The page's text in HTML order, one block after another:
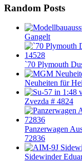
Random Posts
Gangelt
`70 Plymouth
Neuheiten für
Zvezda # 4824
Panzerwagen
72836
Sidewinder